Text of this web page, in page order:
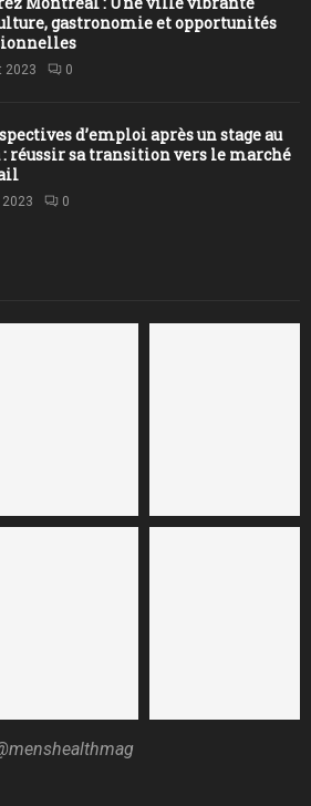
gastronomie et opportunités
2023 0
d’emploi après un stage au
: réussir sa transition vers le marché
0